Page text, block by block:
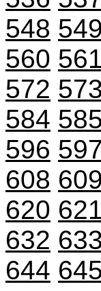
548
560
572
584
596
608
620
632
644